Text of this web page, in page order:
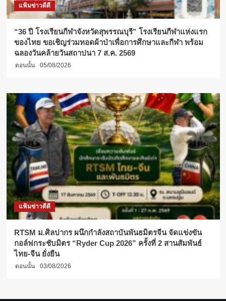
แฟ้มข่าวดีดี
“36 ปี โรงเรียนกีฬาจังหวัดสุพรรณบุรี” โรงเรียนกีฬาแห่งแรก
ของไทย ขอเชิญร่วมทอดผ้าป่าเพื่อการศึกษาและกีฬา พร้อม
ฉลองวันคล้ายวันสถาปนา 7 ส.ค. 2569
ตอนนั้น 05/08/2026
แฟ้มข่าวดีดี
RTSM ม.ศิลปากร ผนึกกำลังสถาบันพันธมิตรจีน จัดแข่งขัน
กอล์ฟกระชับมิตร “Ryder Cup 2026” ครั้งที่ 2 สานสัมพันธ์
ไทย-จีน ยั่งยืน
ตอนนั้น 03/08/2026